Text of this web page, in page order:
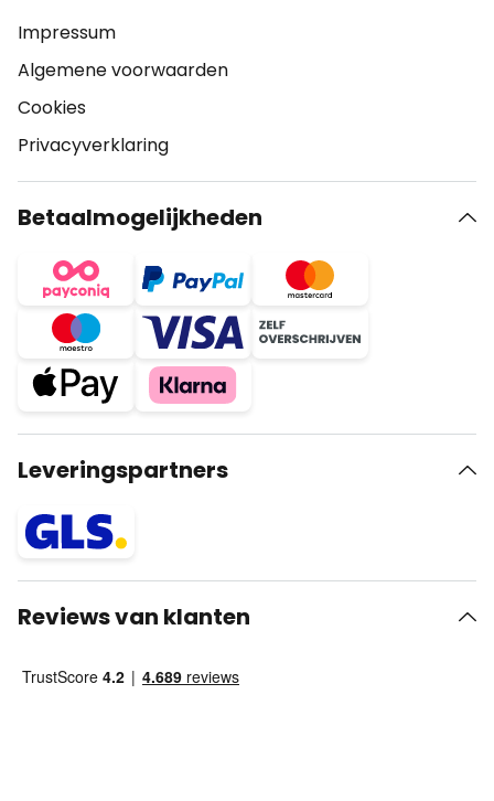
Impressum
Algemene voorwaarden
Cookies
Privacyverklaring
Betaalmogelijkheden
Leveringspartners
Reviews van klanten